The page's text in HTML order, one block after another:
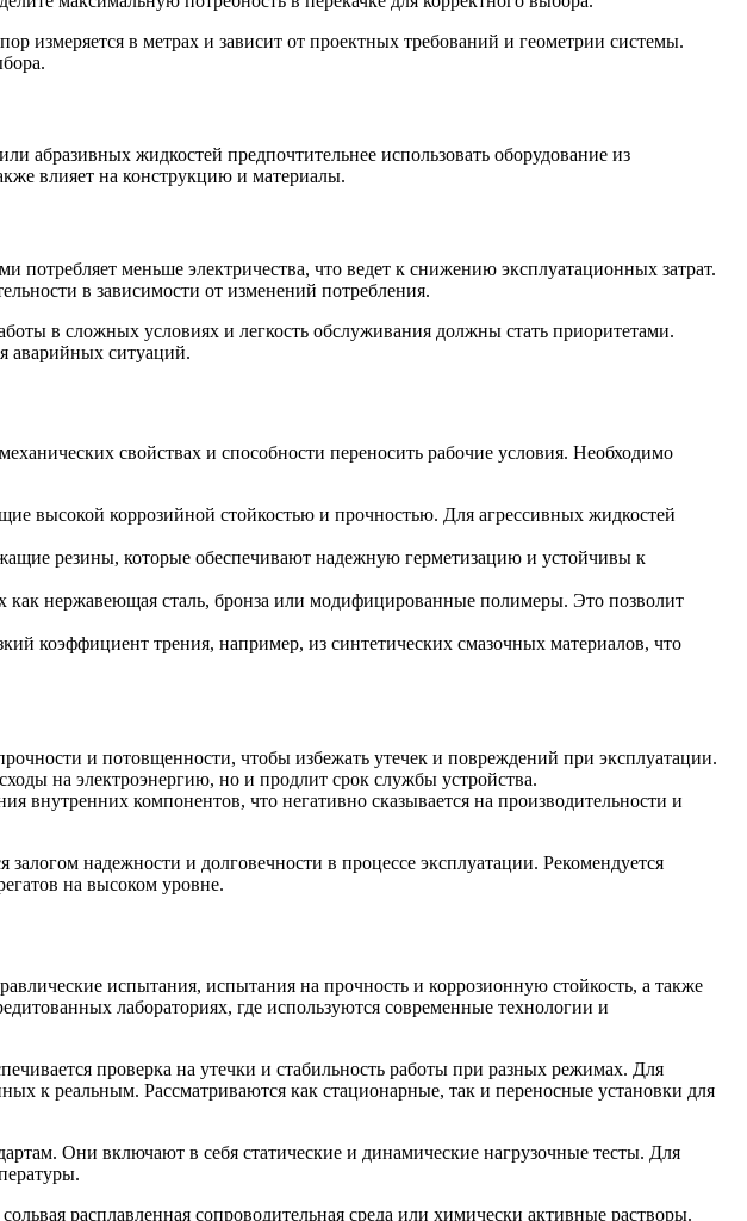
измеряется в метрах и зависит от проектных требований и геометрии системы.
абразивных жидкостей предпочтительнее использовать оборудование из
влияет на конструкцию и материалы.
потребляет меньше электричества, что ведет к снижению эксплуатационных затрат.
в зависимости от изменений потребления.
в сложных условиях и легкость обслуживания должны стать приоритетами.
аварийных ситуаций.
свойствах и способности переносить рабочие условия. Необходимо
высокой коррозийной стойкостью и прочностью. Для агрессивных жидкостей
резины, которые обеспечивают надежную герметизацию и устойчивы к
как нержавеющая сталь, бронза или модифицированные полимеры. Это позволит
коэффициент трения, например, из синтетических смазочных материалов, что
и потовщенности, чтобы избежать утечек и повреждений при эксплуатации.
на электроэнергию, но и продлит срок службы устройства.
внутренних компонентов, что негативно сказывается на производительности и
надежности и долговечности в процессе эксплуатации. Рекомендуется
на высоком уровне.
испытания, испытания на прочность и коррозионную стойкость, а также
лабораториях, где используются современные технологии и
проверка на утечки и стабильность работы при разных режимах. Для
к реальным. Рассматриваются как стационарные, так и переносные установки для
Они включают в себя статические и динамические нагрузочные тесты. Для
расплавленная сопроводительная среда или химически активные растворы.